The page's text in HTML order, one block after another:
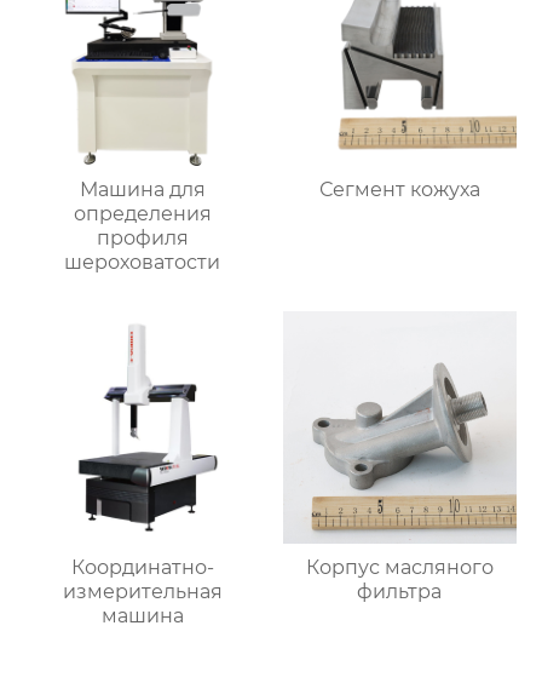
Машина для
определения
профиля
шероховатости
Сегмент кожуха
Координатно-
измерительная
машина
Корпус масляного
фильтра